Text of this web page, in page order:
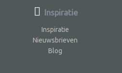
Inspiratie
Inspiratie
Nieuwsbrieven
Blog